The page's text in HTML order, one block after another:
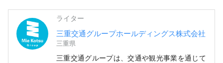
ライター
三重交通グループホールディングス株式会社
三重県
三重交通グループは、交通や観光事業を通じて